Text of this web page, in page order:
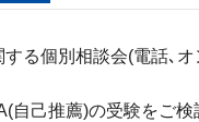
る個別相談会(電話､
自己推薦)の受験をご検